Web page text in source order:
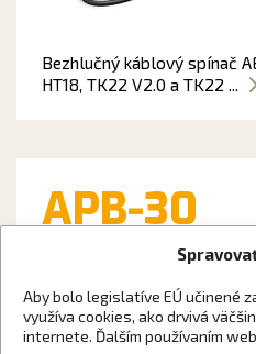
Aby bolo legislatíve EÚ učinené
využíva cookies, ako drvivá
internete. Ďalším používaním
Bezhlučný káblový spínač
HT18, TK22 V2.0 a TK22 ...
APB-30